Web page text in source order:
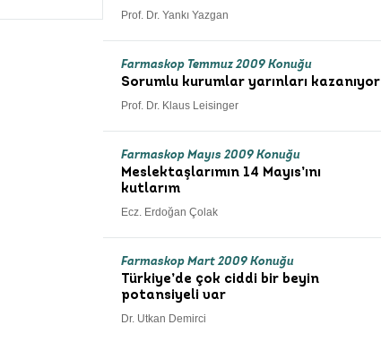
Prof. Dr. Yankı Yazgan
Farmaskop Temmuz 2009 Konuğu
Sorumlu kurumlar yarınları kazanıyor
Prof. Dr. Klaus Leisinger
Farmaskop Mayıs 2009 Konuğu
Meslektaşlarımın 14 Mayıs’ını
kutlarım
Ecz. Erdoğan Çolak
Farmaskop Mart 2009 Konuğu
Türkiye’de çok ciddi bir beyin
potansiyeli var
Dr. Utkan Demirci